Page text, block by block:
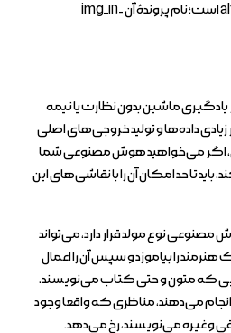
ماشین بدون نظارت یا نیمه
داده‌ها و تولید خروجی‌های اصلی
اگر می‌خواهید هوش مصنوعی شما
تا حد امکان آن را با نقاشی‌های این
نوع مولد قرار دارد، می‌تواند
را بیاموزد و سپس آن را اعمال
که متون و حتی کتاب می‌نویسند،
می‌دهند، مناظری که واقعا وجود
و غیره می‌نویسند، رخ می‌دهد.